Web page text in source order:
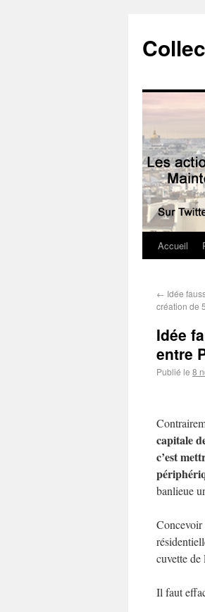
Accueil
← Idée
création de
Idée
entre
Publié le 8
capitale
c’est
banlieue
Concevoir
cuvette de
Il faut